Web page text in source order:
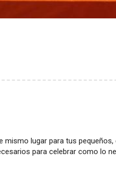
lugar para tus
para celebrar como lo